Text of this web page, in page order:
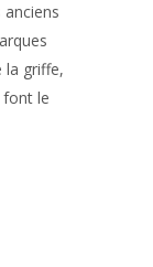
anciens
la griffe,
le